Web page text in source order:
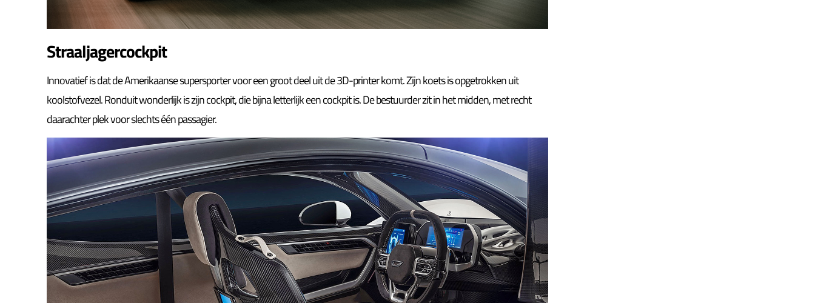
Straaljagercockpit
Innovatief is dat de Amerikaanse supersporter voor een groot deel uit de 3D-printer komt. Zijn koets is opgetrokken uit
koolstofvezel. Ronduit wonderlijk is zijn cockpit, die bijna letterlijk een cockpit is. De bestuurder zit in het midden, met recht
daarachter plek voor slechts één passagier.